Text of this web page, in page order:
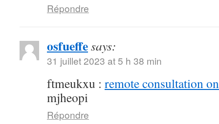
Répondre
osfueffesays:
31 juillet 2023 at 5 h 38 min
ftmeukxu : remote consultation
mjheopi
Répondre